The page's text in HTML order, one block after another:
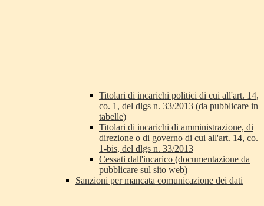
Titolari di incarichi politici di cui all'art. 14,
co. 1, del dlgs n. 33/2013 (da pubblicare in
tabelle)
Titolari di incarichi di amministrazione, di
direzione o di governo di cui all'art. 14, co.
1-bis, del dlgs n. 33/2013
Cessati dall'incarico (documentazione da
pubblicare sul sito web)
Sanzioni per mancata comunicazione dei dati